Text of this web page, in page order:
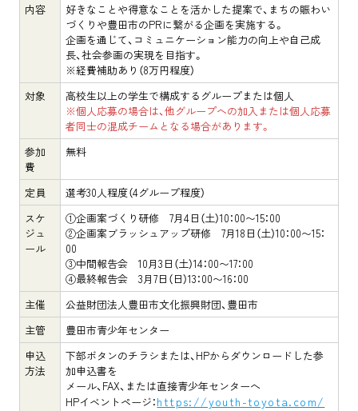
内容
好きなことや得意なことを活かした提案で、まちの賑わい
づくりや豊田市のPRに繋がる企画を実施する。
企画を通じて、コミュニケーション能力の向上や自己成
長、社会参画の実現を目指す。
※経費補助あり（8万円程度）
対象
高校生以上の学生で構成するグループまたは個人
※個人応募の場合は、他グループへの加入または個人応募
者同士の混成チームとなる場合があります。
参加
費
無料
定員
選考30人程度（4グループ程度）
スケ
ジュ
ール
①企画案づくり研修 7月4日（土）10：00〜15：00
②企画案ブラッシュアップ研修 7月18日（土）10：00〜15：
00
③中間報告会 10月3日（土）14：00〜17：00
④最終報告会 3月7日（日）13：00〜16：00
主催
公益財団法人豊田市文化振興財団、豊田市
主管
豊田市青少年センター
申込
方法
下部ボタンのチラシまたは、HPからダウンロードした参
加申込書を
メール、FAX、または直接青少年センターへ
HPイベントページ：https://youth-toyota.com/